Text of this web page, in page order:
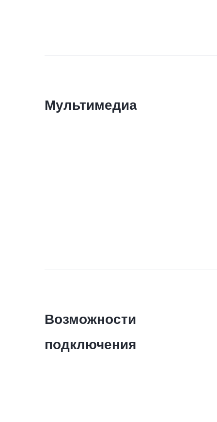
Мультимедиа
Возможности
подключения